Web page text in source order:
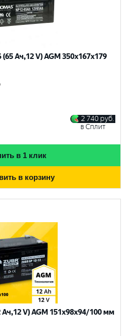
Ач,12 V) AGM 350x167x179
2 740 руб.
в Сплит
в 1 клик
в корзину
V) AGM 151x98x94/100 мм